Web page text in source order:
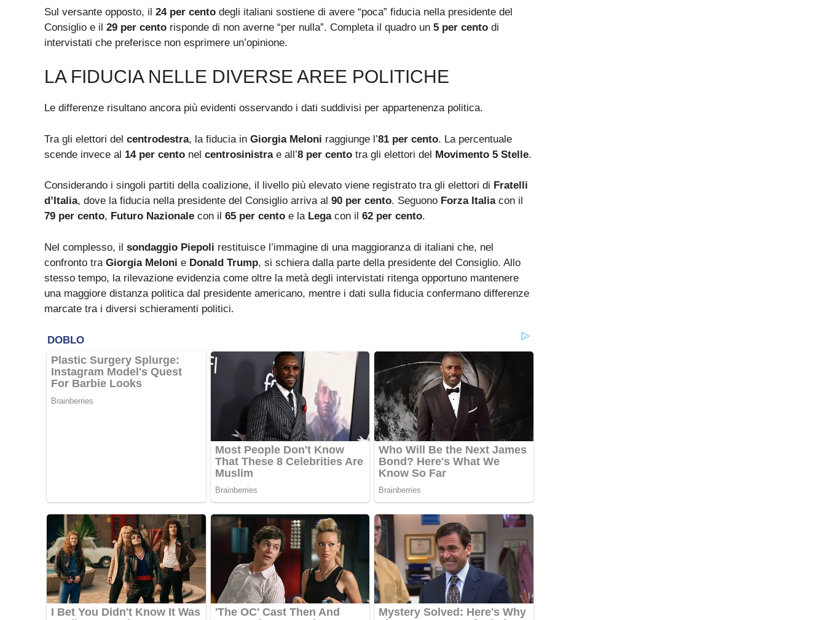
Sul versante opposto, il 24 per cento degli italiani sostiene di avere “poca” fiducia nella presidente del
Consiglio e il 29 per cento risponde di non averne “per nulla”. Completa il quadro un 5 per cento di
intervistati che preferisce non esprimere un’opinione.
LA FIDUCIA NELLE DIVERSE AREE POLITICHE
Le differenze risultano ancora più evidenti osservando i dati suddivisi per appartenenza politica.
Tra gli elettori del centrodestra, la fiducia in Giorgia Meloni raggiunge l’81 per cento. La percentuale
scende invece al 14 per cento nel centrosinistrae all’8 per cento tra gli elettori del Movimento 5 Stelle.
Considerando i singoli partiti della coalizione, il livello più elevato viene registrato tra gli elettori di Fratelli
d’Italia, dove la fiducia nella presidente del Consiglio arriva al 90 per cento. Seguono Forza Italiacon il
79 per cento, Futuro Nazionale con il 65 per cento e la Legacon il 62 per cento.
Nel complesso, il sondaggio Piepoli restituisce l’immagine di una maggioranza di italiani che, nel
confronto tra Giorgia Meloni e Donald Trump, si schiera dalla parte della presidente del Consiglio. Allo
stesso tempo, la rilevazione evidenzia come oltre la metà degli intervistati ritenga opportuno mantenere
una maggiore distanza politica dal presidente americano, mentre i dati sulla fiducia confermano differenze
marcate tra i diversi schieramenti politici.